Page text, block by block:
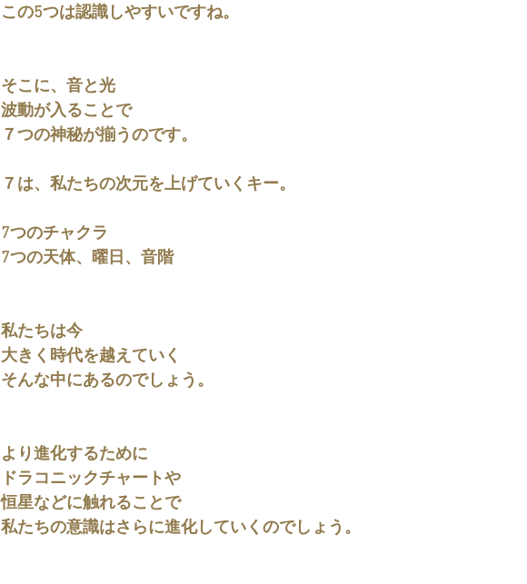
この5つは認識しやすいですね。
そこに、音と光
波動が入ることで
７つの神秘が揃うのです。
７は、私たちの次元を上げていくキー。
7つのチャクラ
7つの天体、曜日、音階
私たちは今
大きく時代を越えていく
そんな中にあるのでしょう。
より進化するために
ドラコニックチャートや
恒星などに触れることで
私たちの意識はさらに進化していくのでしょう。